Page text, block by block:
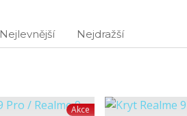
Nejlevnější Nejdražší
Akce